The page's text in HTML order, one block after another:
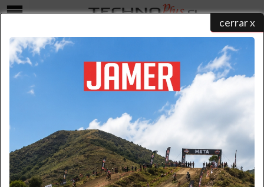
cerrar x
Carro de Transporte Industrial de 200 kg | Bandeja Plegable